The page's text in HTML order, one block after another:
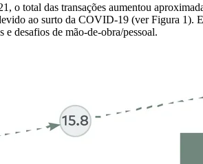
total das transações aumentou
ao surto da COVID-19 (ver Figura 1).
desafios de mão-de-obra/pessoal.